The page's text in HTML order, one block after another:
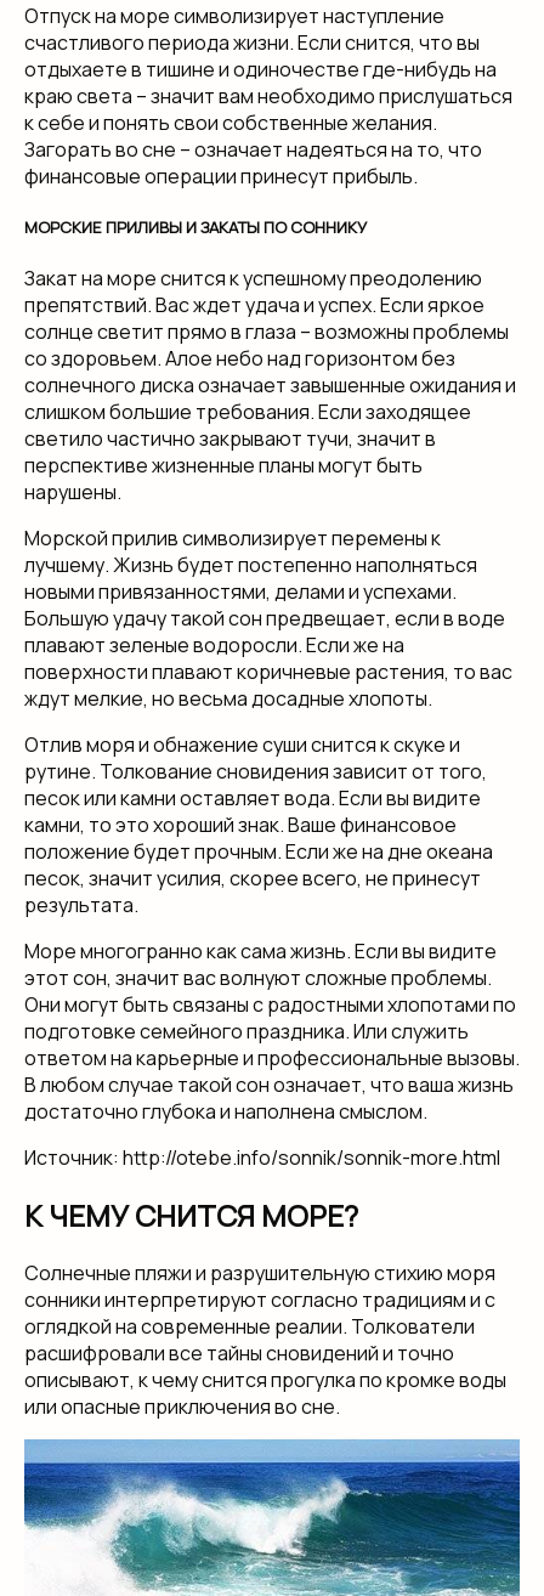
Отпуск на море символизирует наступление
счастливого периода жизни. Если снится, что вы
отдыхаете в тишине и одиночестве где-нибудь на
краю света – значит вам необходимо прислушаться
к себе и понять свои собственные желания.
Загорать во сне – означает надеяться на то, что
финансовые операции принесут прибыль.
МОРСКИЕ ПРИЛИВЫ И ЗАКАТЫ ПО СОННИКУ
Закат на море снится к успешному преодолению
препятствий. Вас ждет удача и успех. Если яркое
солнце светит прямо в глаза – возможны проблемы
со здоровьем. Алое небо над горизонтом без
солнечного диска означает завышенные ожидания и
слишком большие требования. Если заходящее
светило частично закрывают тучи, значит в
перспективе жизненные планы могут быть
нарушены.
Морской прилив символизирует перемены к
лучшему. Жизнь будет постепенно наполняться
новыми привязанностями, делами и успехами.
Большую удачу такой сон предвещает, если в воде
плавают зеленые водоросли. Если же на
поверхности плавают коричневые растения, то вас
ждут мелкие, но весьма досадные хлопоты.
Отлив моря и обнажение суши снится к скуке и
рутине. Толкование сновидения зависит от того,
песок или камни оставляет вода. Если вы видите
камни, то это хороший знак. Ваше финансовое
положение будет прочным. Если же на дне океана
песок, значит усилия, скорее всего, не принесут
результата.
Море многогранно как сама жизнь. Если вы видите
этот сон, значит вас волнуют сложные проблемы.
Они могут быть связаны с радостными хлопотами по
подготовке семейного праздника. Или служить
ответом на карьерные и профессиональные вызовы.
В любом случае такой сон означает, что ваша жизнь
достаточно глубока и наполнена смыслом.
Источник: http://otebe.info/sonnik/sonnik-more.html
К ЧЕМУ СНИТСЯ МОРЕ?
Солнечные пляжи и разрушительную стихию моря
сонники интерпретируют согласно традициям и с
оглядкой на современные реалии. Толкователи
расшифровали все тайны сновидений и точно
описывают, к чему снится прогулка по кромке воды
или опасные приключения во сне.